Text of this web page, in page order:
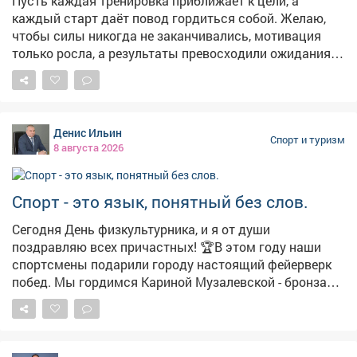
каждый старт даёт повод гордиться собой. Желаю,
чтобы силы никогда не заканчивались, мотивация
только росла, а результаты превосходили ожидания.
Пусть впереди будет много ярких побед и достойных
соперников!
Денис Ильин
8 августа 2026
Спорт и туризм
Спорт - это язык, понятный без слов.
Сегодня День физкультурника, и я от души
поздравляю всех причастных! 🏆В этом году наши
спортсмены подарили городу настоящий фейерверк
побед. Мы гордимся Кариной Музалевской - бронза
юношеского чемпионата Европы по спортивной
борьбе. Иваном Подругиным - пьедестал чемпионата
чемпионате Европы по пауэрлифтингу. 👍Восхищает